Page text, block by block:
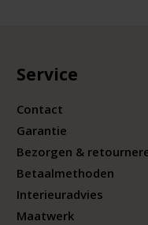
Service
Contact
Garantie
Bezorgen &
Betaalmethoden
Interieuradvies
Maatwerk